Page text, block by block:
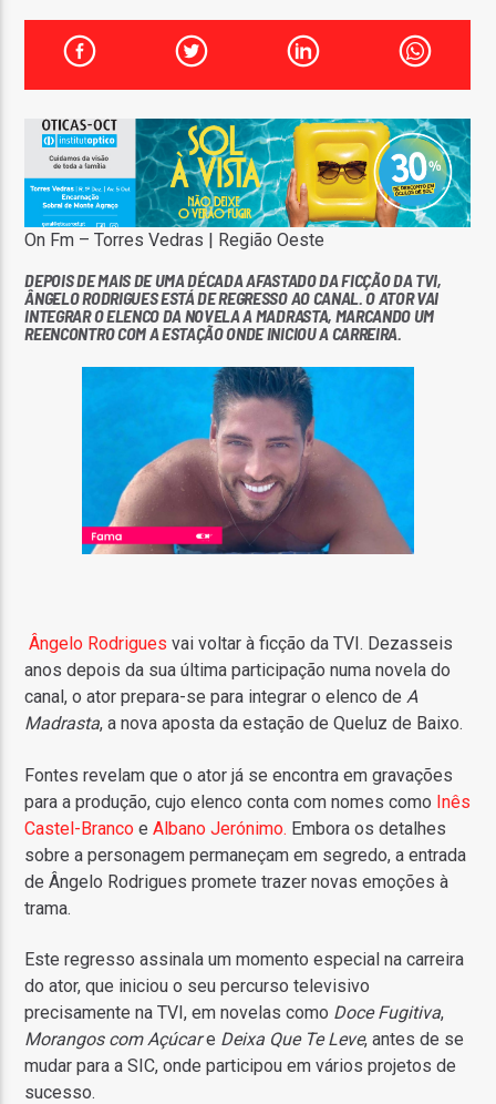
FAIXA ATUAL
ON FM
On Fm – Torres Vedras | Região Oeste
DEPOIS DE MAIS DE UMA DÉCADA AFASTADO DA FICÇÃO DA TVI,
ÂNGELO RODRIGUES ESTÁ DE REGRESSO AO CANAL. O ATOR VAI
INTEGRAR O ELENCO DA NOVELAA MADRASTA, MARCANDO UM
REENCONTRO COM A ESTAÇÃO ONDE INICIOU A CARREIRA.
Ângelo Rodrigues vai voltar à ficção da TVI. Dezasseis
anos depois da sua última participação numa novela do
canal, o ator prepara-se para integrar o elenco deA
Madrasta, a nova aposta da estação de Queluz de Baixo.
Fontes revelam que o ator já se encontra em gravações
para a produção, cujo elenco conta com nomes como Inês
Castel-Branco eAlbano Jerónimo. Embora os detalhes
sobre a personagem permaneçam em segredo, a entrada
de Ângelo Rodrigues promete trazer novas emoções à
trama.
Este regresso assinala um momento especial na carreira
do ator, que iniciou o seu percurso televisivo
precisamente na TVI, em novelas como Doce Fugitiva,
Morangos com Açúcare Deixa Que Te Leve, antes de se
mudar para a SIC, onde participou em vários projetos de
sucesso.